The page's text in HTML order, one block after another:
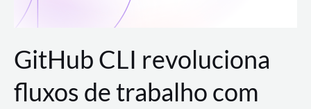
GitHub CLI revoluciona
fluxos de trabalho com